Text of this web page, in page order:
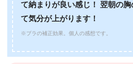
て納まりが良い感じ！ 翌朝の
て気分が上がります！
※ブラの補正効果。個人の感想です。